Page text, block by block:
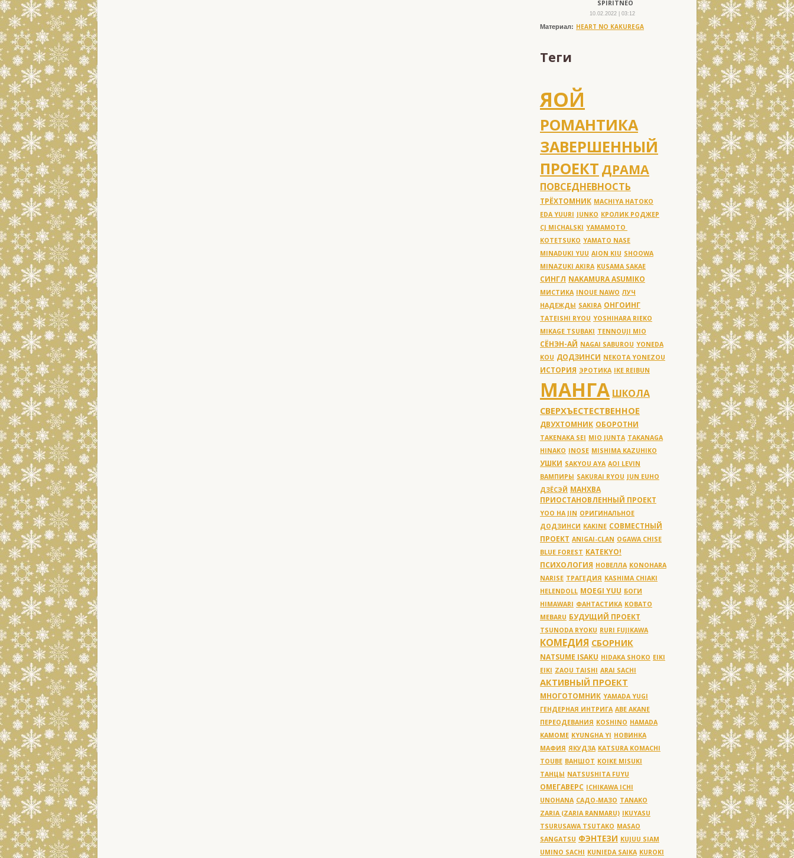
SPIRITNEO
10.02.2022 | 03:12
Материал: HEART NO KAKUREGA
Теги
ЯОЙ
РОМАНТИКА
ЗАВЕРШЕННЫЙ
ПРОЕКТ ДРАМА
ПОВСЕДНЕВНОСТЬ
ТРЁХТОМНИК MACHIYA HATOKO
EDA YUURI JUNKO КРОЛИК РОДЖЕР
CJ MICHALSKI YAMAMOTO
KOTETSUKO YAMATO NASE
MINADUKI YUU AION KIU SHOOWA
MINAZUKI AKIRA KUSAMA SAKAE
СИНГЛ NAKAMURA ASUMIKO
МИСТИКА INOUE NAWO ЛУЧ
НАДЕЖДЫ SAKIRA ОНГОИНГ
TATEISHI RYOU YOSHIHARA RIEKO
MIKAGE TSUBAKI TENNOUJI MIO
СЁНЭН-АЙ NAGAI SABUROU YONEDA
KOU ДОДЗИНСИ NEKOTA YONEZOU
ИСТОРИЯ ЭРОТИКА IKE REIBUN
МАНГА ШКОЛА
СВЕРХЪЕСТЕСТВЕННОЕ
ДВУХТОМНИК ОБОРОТНИ
TAKENAKA SEI MIO JUNTA TAKANAGA
HINAKO INOSE MISHIMA KAZUHIKO
УШКИ SAKYOU AYA AOI LEVIN
ВАМПИРЫ SAKURAI RYOU JUN EUHO
ДЗЁСЭЙ МАНХВА
ПРИОСТАНОВЛЕННЫЙ ПРОЕКТ
YOO HA JIN ОРИГИНАЛЬНОЕ
ДОДЗИНСИ KAKINE СОВМЕСТНЫЙ
ПРОЕКТ ANIGAI-CLAN OGAWA CHISE
BLUE FOREST KATEKYO!
ПСИХОЛОГИЯ НОВЕЛЛА KONOHARA
NARISE ТРАГЕДИЯ KASHIMA CHIAKI
HELENDOLL MOEGI YUU БОГИ
HIMAWARI ФАНТАСТИКА KOBATO
MEBARU БУДУЩИЙ ПРОЕКТ
TSUNODA RYOKU RURI FUJIKAWA
КОМЕДИЯ СБОРНИК
NATSUME ISAKU HIDAKA SHOKO EIKI
EIKI ZAOU TAISHI ARAI SACHI
АКТИВНЫЙ ПРОЕКТ
МНОГОТОМНИК YAMADA YUGI
ГЕНДЕРНАЯ ИНТРИГА ABE AKANE
ПЕРЕОДЕВАНИЯ KOSHINO HAMADA
KAMOME KYUNGHA YI НОВИНКА
МАФИЯ ЯКУДЗА KATSURA KOMACHI
TOUBE ВАНШОТ KOIKE MISUKI
ТАНЦЫ NATSUSHITA FUYU
ОМЕГАВЕРС ICHIKAWA ICHI
UNOHANA САДО-МАЗО TANAKO
ZARIA (ZARIA RANMARU) IKUYASU
TSURUSAWA TSUTAKO MASAO
SANGATSU ФЭНТЕЗИ KUJUU SIAM
UMINO SACHI KUNIEDA SAIKA KUROKI